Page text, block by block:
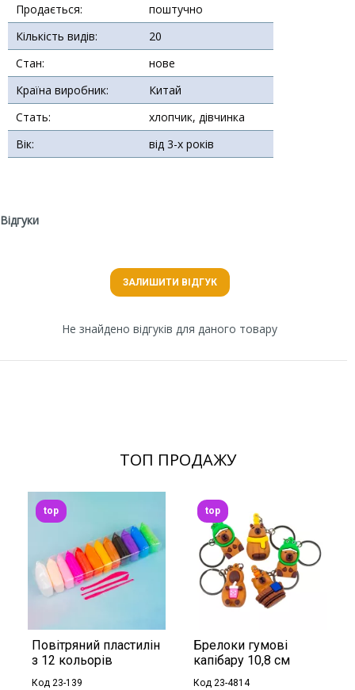
Продається:
поштучно
Кількість видів:
20
Стан:
нове
Країна виробник:
Китай
Стать:
хлопчик, дівчинка
Вік:
від 3-х років
Відгуки
ЗАЛИШИТИ ВІДГУК
Не знайдено відгуків для даного товару
ТОП ПРОДАЖУ
Повітряний пластилін
з 12 кольорів
Код 23-139
top
Брелоки гумові
капібару 10,8 см
Код 23-4814
top